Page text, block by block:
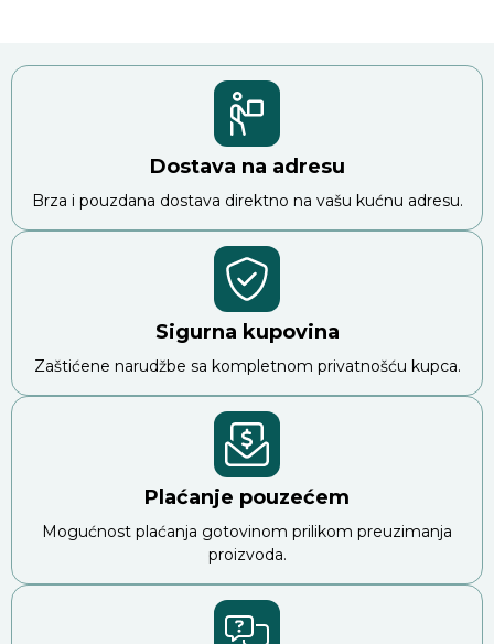
Dostava na adresu
Brza i pouzdana dostava direktno na vašu kućnu adresu.
Sigurna kupovina
Zaštićene narudžbe sa kompletnom privatnošću kupca.
Plaćanje pouzećem
Mogućnost plaćanja gotovinom prilikom preuzimanja
proizvoda.